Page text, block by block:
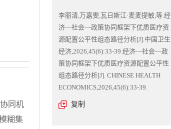
同机
糊集
李丽清,万嘉雯,瓦日斯江·麦麦提敏,等.经
济—社会—政策协同框架下优质医疗资
源配置公平性组态路径分析[J].中国卫生
经济,2026,45(6):33-39.经济—社会—政
策协同框架下优质医疗资源配置公平性
组态路径分析[J]. CHINESE HEALTH
ECONOMICS,2026,45(6):33-39.
复制